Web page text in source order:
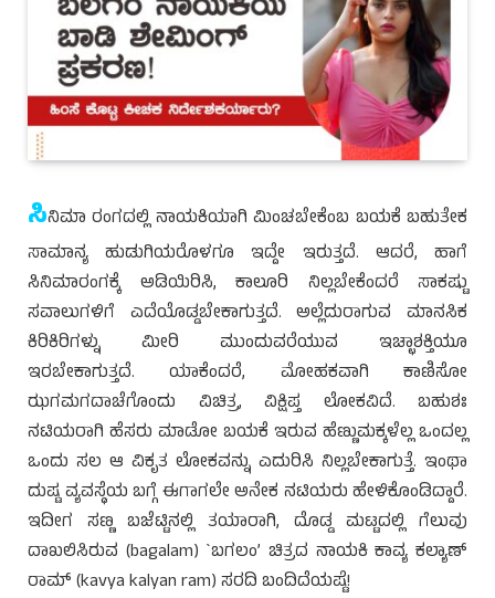
ಸಿನಿಮಾ ರಂಗದಲ್ಲಿ ನಾಯಕಿಯಾಗಿ ಮಿಂಚಬೇಕೆಂಬ ಬಯಕೆ ಬಹುತೇಕ
ಸಾಮಾನ್ಯ ಹುಡುಗಿಯರೊಳಗೂ ಇದ್ದೇ ಇರುತ್ತದೆ. ಆದರೆ, ಹಾಗೆ
ಸಿನಿಮಾರಂಗಕ್ಕೆ ಅಡಿಯಿರಿಸಿ, ಕಾಲೂರಿ ನಿಲ್ಲಬೇಕೆಂದರೆ ಸಾಕಷ್ಟು
ಸವಾಲುಗಳಿಗೆ ಎದೆಯೊಡ್ಡಬೇಕಾಗುತ್ತದೆ. ಅಲ್ಲೆದುರಾಗುವ ಮಾನಸಿಕ
ಕಿರಿಕಿರಿಗಳ್ನು ಮೀರಿ ಮುಂದುವರೆಯುವ ಇಚ್ಛಾಶಕ್ತಿಯೂ
ಇರಬೇಕಾಗುತ್ತದೆ. ಯಾಕೆಂದರೆ, ಮೋಹಕವಾಗಿ ಕಾಣಿಸೋ
ಝಗಮಗದಾಚೆಗೊಂದು ವಿಚಿತ್ರ, ವಿಕ್ಷಿಪ್ತ ಲೋಕವಿದೆ. ಬಹುಶಃ
ನಟಿಯರಾಗಿ ಹೆಸರು ಮಾಡೋ ಬಯಕೆ ಇರುವ ಹೆಣ್ಣುಮಕ್ಕಳೆಲ್ಲ ಒಂದಲ್ಲ
ಒಂದು ಸಲ ಆ ವಿಕೃತ ಲೋಕವನ್ನು ಎದುರಿಸಿ ನಿಲ್ಲಬೇಕಾಗುತ್ತೆ. ಇಂಥಾ
ದುಷ್ಟ ವ್ಯವಸ್ಥೆಯ ಬಗ್ಗೆ ಈಗಾಗಲೇ ಅನೇಕ ನಟಿಯರು ಹೇಳಿಕೊಂಡಿದ್ದಾರೆ.
ಇದೀಗ ಸಣ್ಣ ಬಜೆಟ್ಟಿನಲ್ಲಿ ತಯಾರಾಗಿ, ದೊಡ್ಡ ಮಟ್ಟದಲ್ಲಿ ಗೆಲುವು
ದಾಖಲಿಸಿರುವ (bagalam) `ಬಗಲಂ’ ಚಿತ್ರದ ನಾಯಕಿ ಕಾವ್ಯ ಕಲ್ಯಾಣ್
ರಾಮ್ (kavya kalyan ram) ಸರದಿ ಬಂದಿದೆಯಷ್ಟೆ!